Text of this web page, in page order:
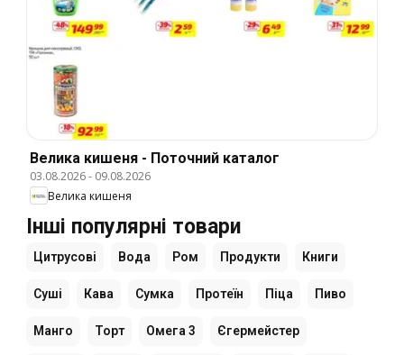
Велика кишеня - Поточний каталог
03.08.2026- 09.08.2026
Велика кишеня
Інші популярні товари
Цитрусові Вода Ром Продукти Книги
Суші Кава Сумка Протеїн Піца Пиво
Манго Торт Омега 3 Єгермейстер